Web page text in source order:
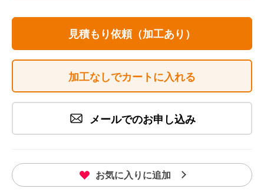
見積もり依頼（加工あり）
加工なしでカートに入れる
メールでのお申し込み
お気に入りに追加